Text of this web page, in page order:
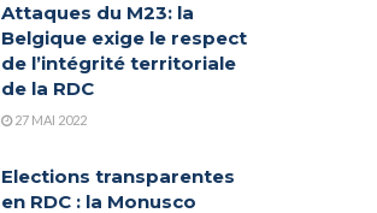
Attaques du M23: la
Belgique exige le respect
de l’intégrité territoriale
de la RDC
27 MAI 2022
Elections transparentes
en RDC : la Monusco